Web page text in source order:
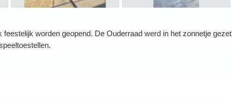
worden geopend. De Ouderraad werd in het zonnetje gezet